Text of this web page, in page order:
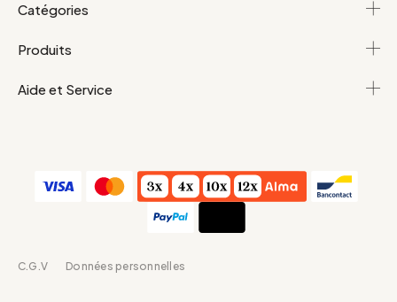
Catégories
Produits
Aide et Service
C.G.V Données personnelles